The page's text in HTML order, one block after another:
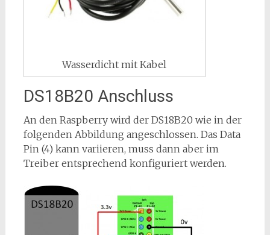
Wasserdicht mit Kabel
DS18B20 Anschluss
An den Raspberry wird der DS18B20 wie in der
folgenden Abbildung angeschlossen. Das Data
Pin (4) kann variieren, muss dann aber im
Treiber entsprechend konfiguriert werden.